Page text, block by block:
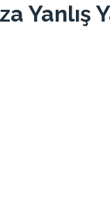
Yanlış